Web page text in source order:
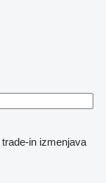
trade-in izmenjava